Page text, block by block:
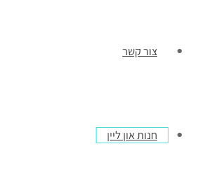
צור קשר
חנות און ליין